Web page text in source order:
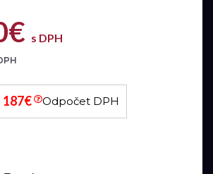
s DPH
187€ Odpočet DPH